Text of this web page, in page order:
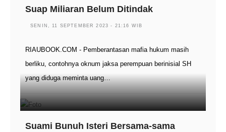
Suap Miliaran Belum Ditindak
SENIN, 11 SEPTEMBER 2023 - 21:16 WIB
RIAUBOOK.COM - Pemberantasan mafia hukum masih
berliku, contohnya oknum jaksa perempuan berinisial SH
yang diduga meminta uang…
Suami Bunuh Isteri Bersama-sama